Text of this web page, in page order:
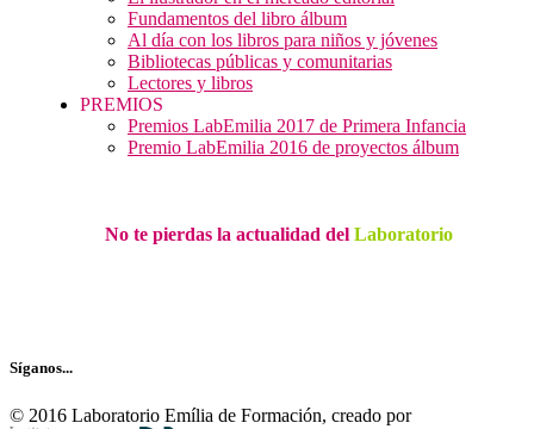
Fundamentos del libro álbum
Al día con los libros para niños y jóvenes
Bibliotecas públicas y comunitarias
Lectores y libros
PREMIOS
Premios LabEmilia 2017 de Primera Infancia
Premio LabEmilia 2016 de proyectos álbum
No te pierdas la actualidad del Laboratorio
Síganos...
© 2016 Laboratorio Emília de Formación, creado por